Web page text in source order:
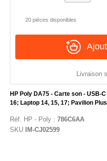
HP Poly DA75 - Carte son - USB-
16; Laptop 14, 15, 17; Pavilion
Réf. HP - Poly: 786C6AA
SKU
IM-CJ02599
20 pièces disponibles
Livraison